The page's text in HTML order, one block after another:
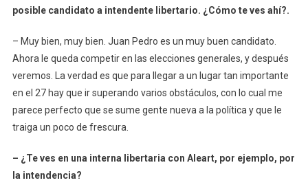
posible candidato a intendente libertario. ¿Cómo te ves ahí?.
– Muy bien, muy bien. Juan Pedro es un muy buen candidato.
Ahora le queda competir en las elecciones generales, y después
veremos. La verdad es que para llegar a un lugar tan importante
en el 27 hay que ir superando varios obstáculos, con lo cual me
parece perfecto que se sume gente nueva a la política y que le
traiga un poco de frescura.
– ¿Te ves en una interna libertaria con Aleart, por ejemplo, por
la intendencia?